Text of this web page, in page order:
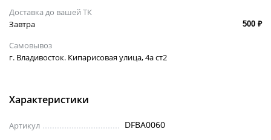
Доставка до вашей ТК
Завтра
500 ₽
Самовывоз
г. Владивосток. Кипарисовая улица, 4а ст2
Характеристики
Артикул DFBA0060